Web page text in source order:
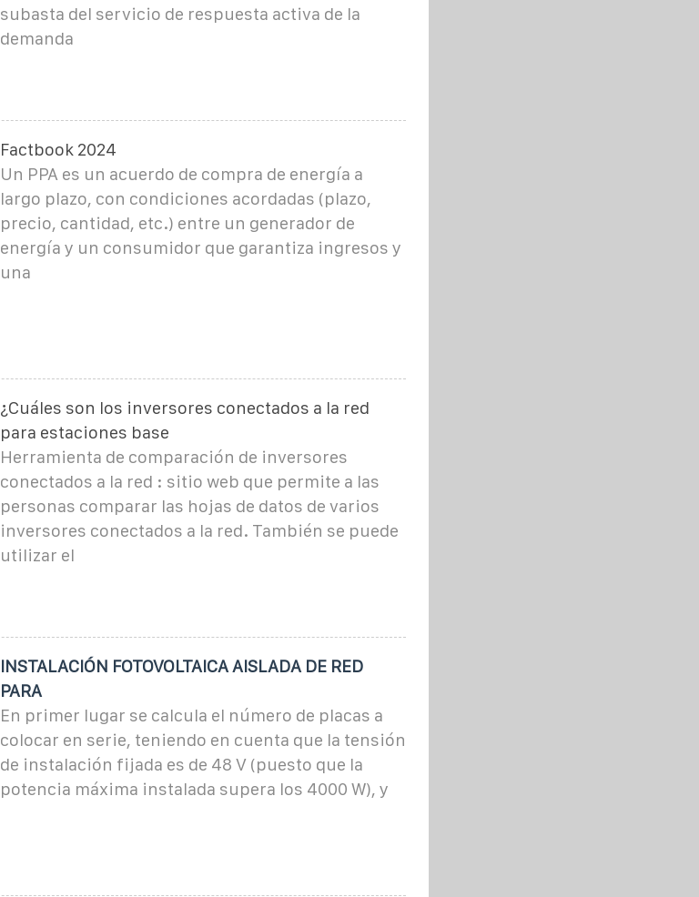
subasta del servicio de respuesta activa de la
demanda
Factbook 2024
Un PPA es un acuerdo de compra de energía a
largo plazo, con condiciones acordadas (plazo,
precio, cantidad, etc.) entre un generador de
energía y un consumidor que garantiza ingresos y
una
¿Cuáles son los inversores conectados a la red
para estaciones base
Herramienta de comparación de inversores
conectados a la red : sitio web que permite a las
personas comparar las hojas de datos de varios
inversores conectados a la red. También se puede
utilizar el
INSTALACIÓN FOTOVOLTAICA AISLADA DE RED
PARA
En primer lugar se calcula el número de placas a
colocar en serie, teniendo en cuenta que la tensión
de instalación fijada es de 48 V (puesto que la
potencia máxima instalada supera los 4000 W), y